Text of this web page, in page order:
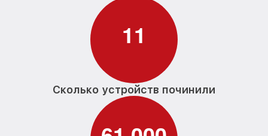
11
Сколько устройств починили